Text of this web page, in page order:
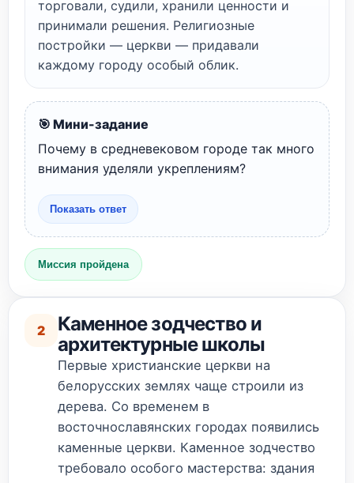
торговали, судили, хранили ценности и
принимали решения. Религиозные
постройки — церкви — придавали
каждому городу особый облик.
🎯 Мини-задание
Почему в средневековом городе так много
внимания уделяли укреплениям?
Показать ответ
Миссия пройдена
2
Каменное зодчество и
архитектурные школы
Первые христианские церкви на
белорусских землях чаще строили из
дерева. Со временем в
восточнославянских городах появились
каменные церкви. Каменное зодчество
требовало особого мастерства: здания